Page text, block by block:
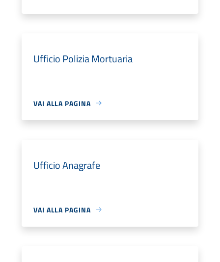
Ufficio Polizia Mortuaria
VAI ALLA PAGINA
Ufficio Anagrafe
VAI ALLA PAGINA